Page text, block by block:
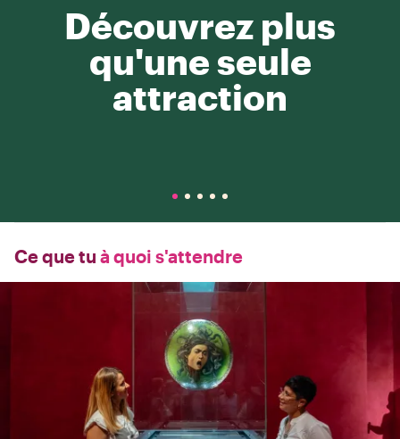
Découvrez plus
qu'une seule
attraction
Ce que tu à quoi s'attendre